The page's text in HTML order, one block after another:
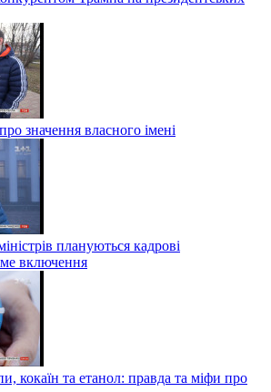
значення власного імені
плануються кадрові
включення
кокаїн та етанол: правда та міфи про